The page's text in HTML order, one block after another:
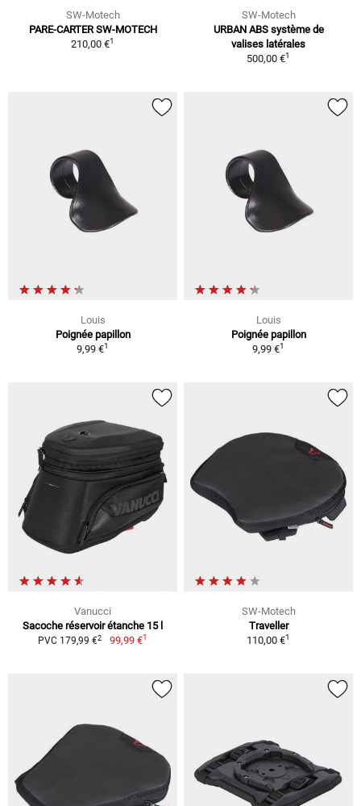
SW-Motech
PARE-CARTER SW-MOTECH
210,00 €1
SW-Motech
URBAN ABS système de
valises latérales
500,00 €1
Louis
Poignée papillon
9,99 €1
Louis
Poignée papillon
9,99 €1
Vanucci
Sacoche réservoir étanche 15 l
PVC 179,99 €2 99,99 €1
SW-Motech
Traveller
110,00 €1